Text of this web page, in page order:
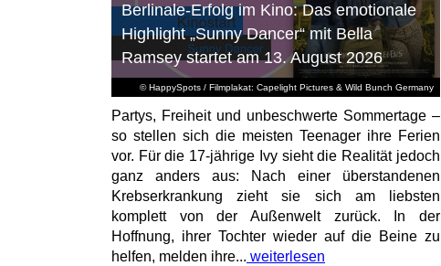
© HappySpots / Filmplakat: Capelight Pictures & Wild Bunch Germany
Berlinale-Erfolg im Kino: Das emotionale
Highlight „Sunny Dancer“ mit Bella
Ramsey startet am 13. August 2026
Partys, Freiheit und unbeschwerte Sommertage –
so stellen sich die meisten Teenager ihre Ferien
vor. Für die 17-jährige Ivy sieht die Realität jedoch
ganz anders aus: Nach einer überstandenen
Krebserkrankung zieht sie sich am liebsten
komplett von der Außenwelt zurück. In der
Hoffnung, ihrer Tochter wieder auf die Beine zu
helfen, melden ihre... weiterlesen